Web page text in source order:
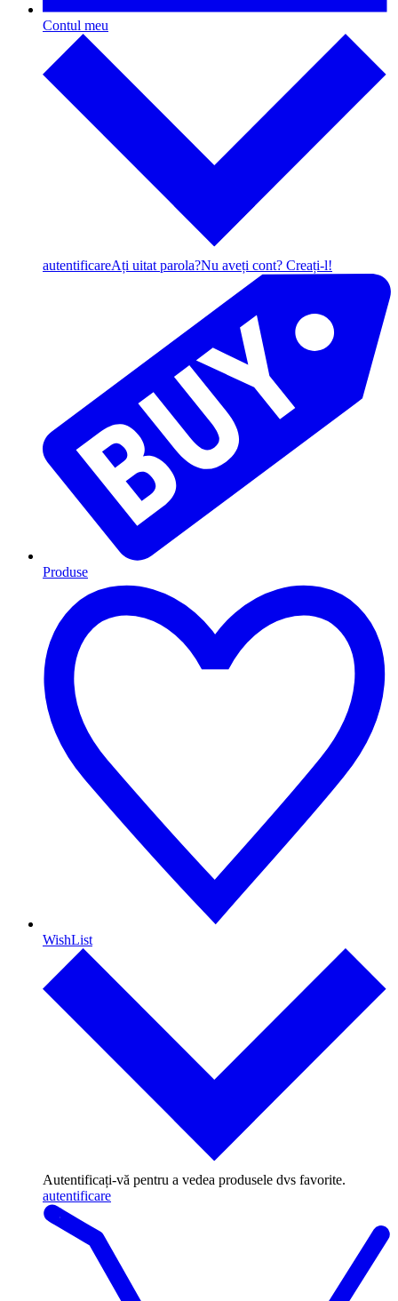
Contul meu
autentificareAți uitat parola?Nu aveți cont? Creați-l!
Produse
WishList
Autentificați-vă pentru a vedea produsele dvs favorite.
autentificare